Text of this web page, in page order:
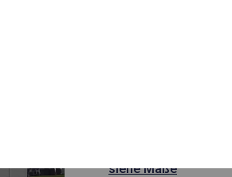
siehe Maße